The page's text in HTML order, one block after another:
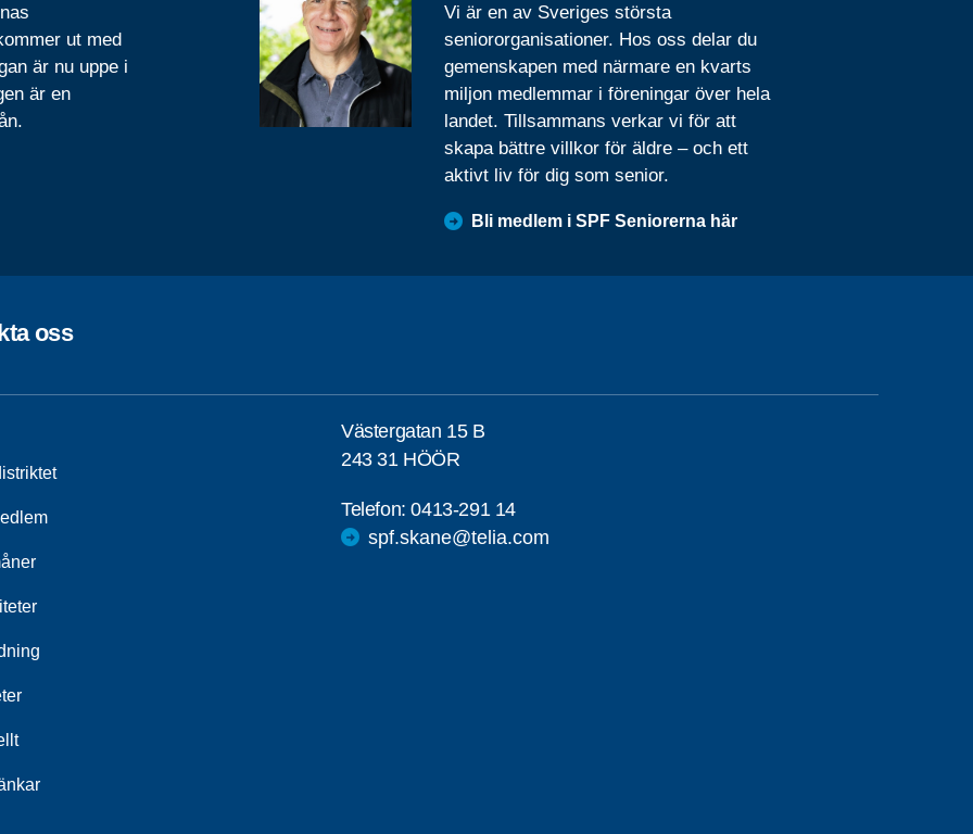
ut med
är nu uppe i
är en
Vi är en av Sveriges största
seniororganisationer. Hos oss delar du
gemenskapen med närmare en kvarts
miljon medlemmar i föreningar över hela
landet. Tillsammans verkar vi för att
skapa bättre villkor för äldre – och ett
aktivt liv för dig som senior.
Bli medlem i SPF Seniorerna här
oss
Västergatan 15 B
243 31 HÖÖR
Telefon:0413-291 14
spf.skane@telia.com